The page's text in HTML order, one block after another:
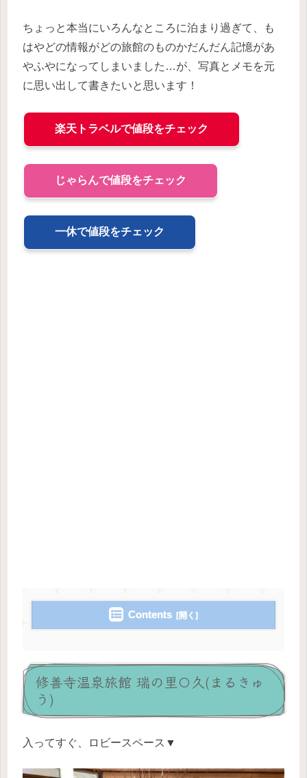
ちょっと本当にいろんなところに泊まり過ぎて、も
はやどの情報がどの旅館のものかだんだん記憶があ
やふやになってしまいました…が、写真とメモを元
に思い出して書きたいと思います！
楽天トラベルで値段をチェック
じゃらんで値段をチェック
一休で値段をチェック
Contents
修善寺温泉旅館 瑞の里〇久(まるきゅ
う)
入ってすぐ、ロビースペース▼